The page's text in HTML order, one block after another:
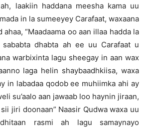
laakiin haddana meesha kama uu
in la sumeeyey Carafaat, waxaana
ahaa, “Maadaama oo aan illaa hadda la
sababta dhabta ah ee uu Carafaat u
warbixinta lagu sheegay in aan wax
laga helin shaybaadhkiisa, waxa
in labadaa qodob ee muhiimka ahi ay
su’aalo aan jawaab loo haynin jiraan,
jiri doonaan” Naasir Qudwa waxa uu
rasmi ah lagu samaynayo